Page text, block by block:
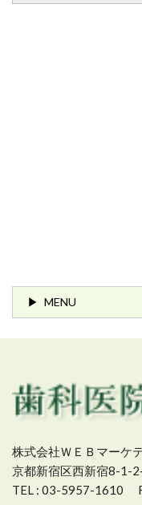
MENU
株式会社ＷＥＢマーケ
京都新宿区西新宿8-1-
TEL : 03-5957-1610